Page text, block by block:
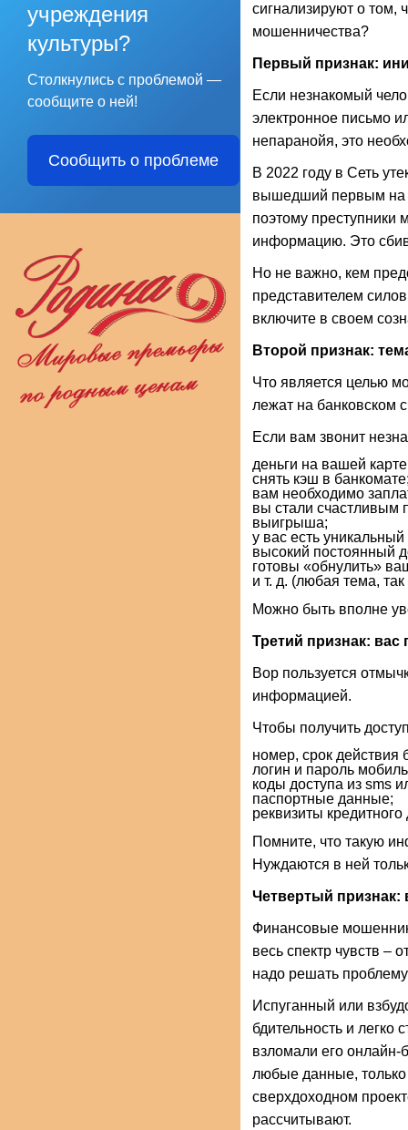
учреждения
культуры?
Столкнулись с проблемой —
сообщите о ней!
Сообщить о проблеме
сигнализируют о том,
мошенничества?
Первый признак:
Если незнакомый
электронное письмо
непаранойя, это
В 2022 году в Сеть
вышедший первым на
поэтому преступники
информацию. Это
Но не важно, кем
представителем
включите в своем
Второй признак:
Что является целью
лежат на банковском
Если вам звонит
деньги на вашей
снять кэш в
вам необходимо
вы стали счастливым
выигрыша;
у вас есть
высокий постоянный
готовы «обнулить»
и т. д. (любая тема,
Можно быть вполне
Третий признак:
Вор пользуется
информацией.
Чтобы получить
номер, срок действия
логин и пароль
коды доступа из sms
паспортные данные;
реквизиты кредитного
Помните, что такую
Нуждаются в ней
Четвертый
Финансовые
весь спектр чувств –
надо решать
Испуганный или
бдительность и
взломали его онлайн-
любые данные, только
сверхдоходном
рассчитывают.